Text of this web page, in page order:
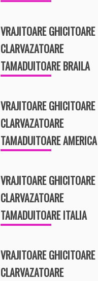
VRAJITOARE GHICITOARE
CLARVAZATOARE
TAMADUITOARE BRAILA
VRAJITOARE GHICITOARE
CLARVAZATOARE
TAMADUITOARE AMERICA
VRAJITOARE GHICITOARE
CLARVAZATOARE
TAMADUITOARE ITALIA
VRAJITOARE GHICITOARE
CLARVAZATOARE